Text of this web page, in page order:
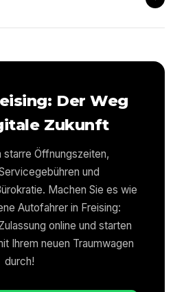
: Der Weg
Zukunft
starre Öffnungszeiten,
und
Machen Sie es wie
Autofahrer in Freising:
online und starten
Ihrem neuen Traumwagen
durch!